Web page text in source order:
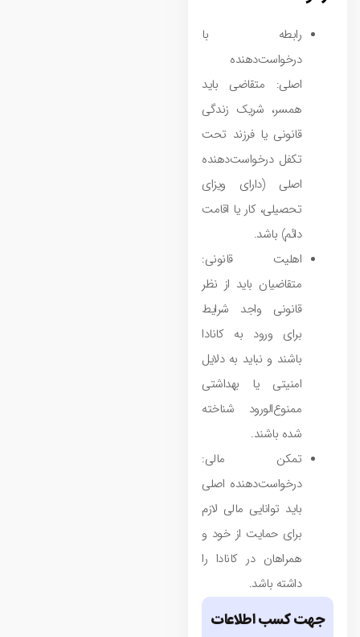
رابطه با
درخواست‌دهنده
اصلی: متقاضی باید
همسر، شریک زندگی
قانونی یا فرزند تحت
تکفل درخواست‌دهنده
اصلی (دارای ویزای
تحصیلی، کار یا اقامت
دائم) باشد.
اهلیت قانونی:
متقاضیان باید از نظر
قانونی واجد شرایط
برای ورود به کانادا
باشند و نباید به دلایل
امنیتی یا بهداشتی
ممنوع‌الورود شناخته
شده باشند.
تمکن مالی:
درخواست‌دهنده اصلی
باید توانایی مالی لازم
برای حمایت از خود و
همراهان در کانادا را
داشته باشد.
جهت کسب اطلاعات